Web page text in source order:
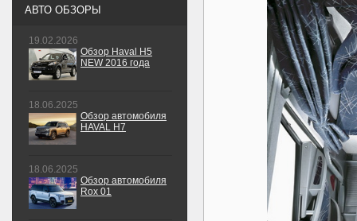
АВТО ОБЗОРЫ
19.02.2026
Обзор Haval H5
NEW 2016 года
18.06.2025
Обзор автомобиля
HAVAL H7
18.06.2025
Обзор автомобиля
Rox 01